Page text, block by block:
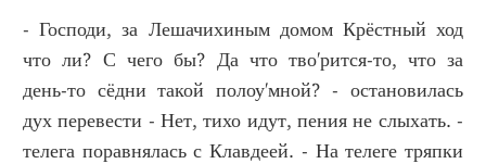
- Господи, за Лешачихиным домом Крёстный ход
что ли? С чего бы? Да что тво'рится-то, что за
день-то сёдни такой полоу'мной? - остановилась
дух перевести - Нет, тихо идут, пения не слыхать. -
телега поравнялась с Клавдеей. - На телеге тряпки